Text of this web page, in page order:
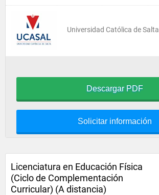
Universidad Católica de Salta
Descargar PDF
Solicitar información
Licenciatura en Educación Física
(Ciclo de Complementación
Curricular) (A distancia)